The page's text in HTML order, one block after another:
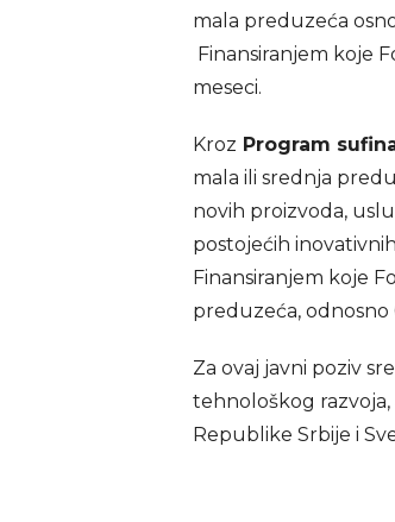
mala preduzeća
Finansiranjem koje
meseci.
Kroz Program
mala ili srednja
novih proizvoda,
postojećih
Finansiranjem koje
preduzeća, odnosno
Za ovaj javni poziv
tehnološkog razvoja,
Republike Srbije i